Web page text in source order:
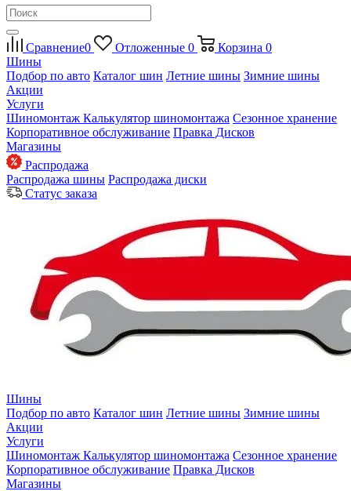
Сравнение0 Отложенные 0 Корзина 0
Шины
Подбор по авто Каталог шин Летние шины Зимние шины
Акции
Услуги
Шиномонтаж Калькулятор шиномонтажа Сезонное хранение
Корпоративное обслуживание Правка Дисков
Магазины
Распродажа
Распродажа шины Распродажа диски
Статус заказа
Шины
Подбор по авто Каталог шин Летние шины Зимние шины
Акции
Услуги
Шиномонтаж Калькулятор шиномонтажа Сезонное хранение
Корпоративное обслуживание Правка Дисков
Магазины